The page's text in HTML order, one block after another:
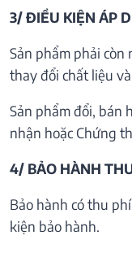
3/ ĐIỀU KIỆN ÁP
Sản phẩm phải
thay đổi chất liệu
Sản phẩm đổi, bán
nhận hoặc Chứng
4/ BẢO HÀNH
Bảo hành có thu
kiện bảo hành.